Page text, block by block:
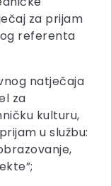
za prijam
referenta
natječaja
za
kulturu,
u službu: